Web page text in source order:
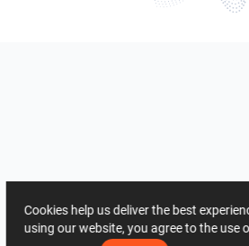
Cookies help us deliver the best
using our website, you agree to the use